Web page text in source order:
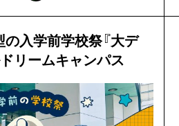
入学前学校祭『大デ
リームキャンパス